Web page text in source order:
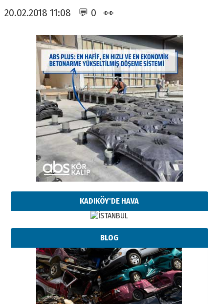
20.02.2018 11:08 💬 0 👀
KADIKÖY'DE HAVA
BLOG